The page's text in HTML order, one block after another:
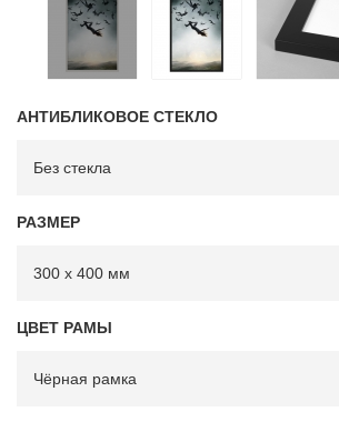
АНТИБЛИКОВОЕ СТЕКЛО
РАЗМЕР
ЦВЕТ РАМЫ